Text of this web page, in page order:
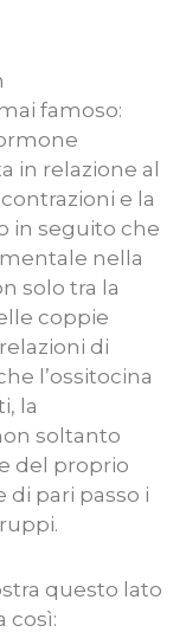
famoso:
in relazione al
e la
in seguito che
nella
solo tra la
coppie
di
l’ossitocina
la
soltanto
del proprio
pari passo i
questo lato
così: